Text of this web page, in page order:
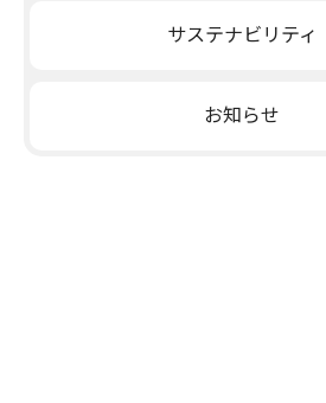
サステナビリティ
お知らせ